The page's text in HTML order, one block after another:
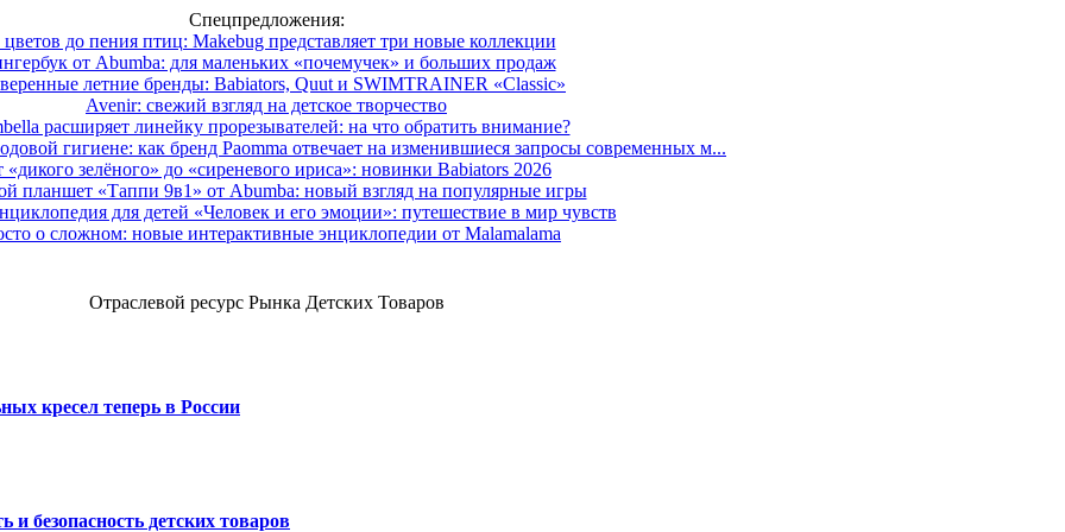
Спецпредложения:
до пения птиц: Makebug представляет три новые коллекции
от Abumba: для маленьких «почемучек» и больших продаж
летние бренды: Babiators, Quut и SWIMTRAINER «Classic»
Avenir: свежий взгляд на детское творчество
расширяет линейку прорезывателей: на что обратить внимание?
гигиене: как бренд Paomma отвечает на изменившиеся запросы современных м...
«дикого зелёного» до «сиреневого ириса»: новинки Babiators 2026
планшет «Таппи 9в1» от Abumba: новый взгляд на популярные игры
для детей «Человек и его эмоции»: путешествие в мир чувств
о сложном: новые интерактивные энциклопедии от Malamalama
Отраслевой ресурс Рынка Детских Товаров
кресел теперь в России
безопасность детских товаров